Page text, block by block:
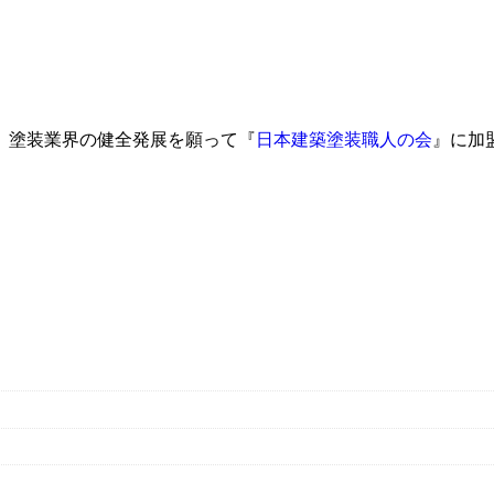
装業界の健全発展を願って『 日本建築塗装職人の会 』に加